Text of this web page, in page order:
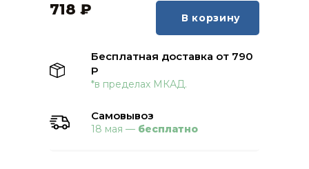
718 ₽ В корзину
Бесплатная доставка от 790
Р
*в пределах МКАД.
Самовывоз
18 мая — бесплатно